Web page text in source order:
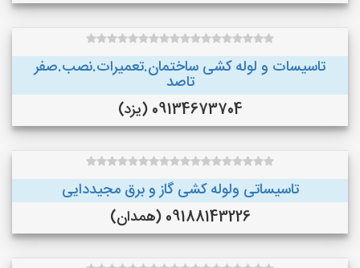
تاسیسات و لوله کشی ساختمان.تعمیرات.نصب.صفر
تاصد
09134673704 (یزد)
تاسیساتی ولوله کشی گاز و برق مجیددایی
09188143226 (همدان)